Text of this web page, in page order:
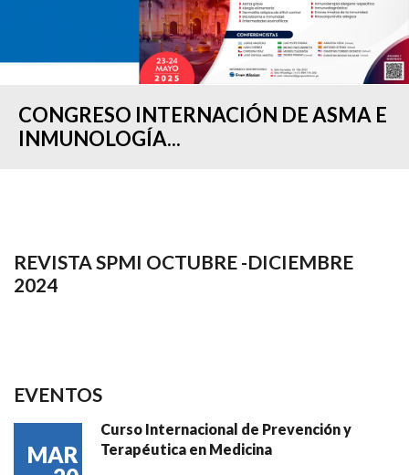
CONGRESO INTERNACIÓN DE ASMA E
INMUNOLOGÍA...
REVISTA SPMI OCTUBRE -DICIEMBRE
2024
EVENTOS
MAR
Curso Internacional de Prevención y
Terapéutica en Medicina